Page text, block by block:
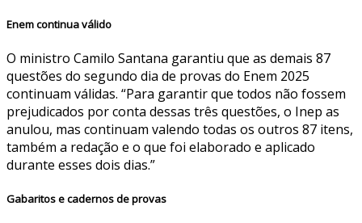
Enem continua válido
O ministro Camilo Santana garantiu que as demais 87
questões do segundo dia de provas do Enem 2025
continuam válidas. “Para garantir que todos não fossem
prejudicados por conta dessas três questões, o Inep as
anulou, mas continuam valendo todas os outros 87 itens,
também a redação e o que foi elaborado e aplicado
durante esses dois dias.”
Gabaritos e cadernos de provas